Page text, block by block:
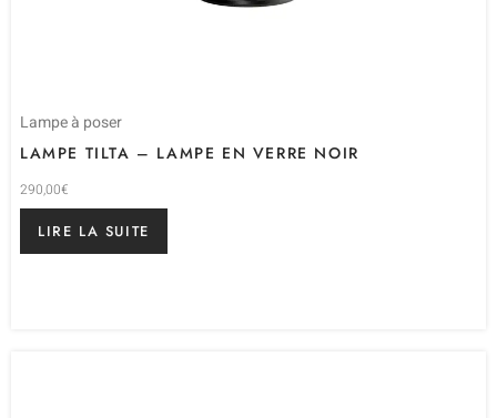
Lampe à poser
LAMPE TILTA – LAMPE EN VERRE NOIR
290,00€
LIRE LA SUITE